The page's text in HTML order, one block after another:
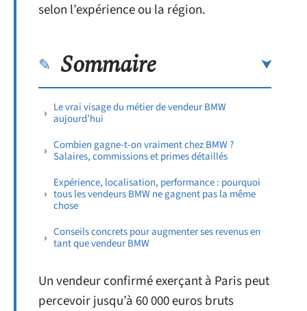
selon l’expérience ou la région.
Sommaire
Le vrai visage du métier de vendeur BMW
aujourd’hui
Combien gagne-t-on vraiment chez BMW ?
Salaires, commissions et primes détaillés
Expérience, localisation, performance : pourquoi
tous les vendeurs BMW ne gagnent pas la même
chose
Conseils concrets pour augmenter ses revenus en
tant que vendeur BMW
Un vendeur confirmé exerçant à Paris peut
percevoir jusqu’à 60 000 euros bruts